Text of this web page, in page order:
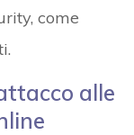
come
alle